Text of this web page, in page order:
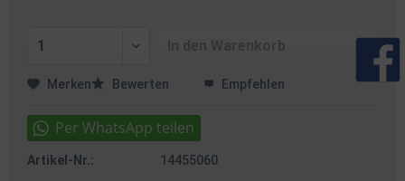
Merken Bewerten Empfehlen
Artikel-Nr.: 14455060